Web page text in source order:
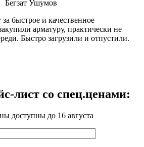
Бегзат Ушумов
быстрое и качественное
арматуру, практически не
Быстро загрузили и отпустили.
лист со спец.ценами:
доступны до 16 августа